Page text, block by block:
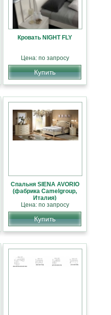
Кровать NIGHT FLY
Цена: по запросу
Купить
Cпальня SIENA AVORIO
(фабрика Camelgroup,
Италия)
Цена: по запросу
Купить